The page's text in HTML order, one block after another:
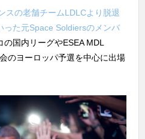
スの老舗チームLDLCより脱退
った元Space Soldiersのメンバ
の国内リーグやESEA MDL
のヨーロッパ予選を中心に出場